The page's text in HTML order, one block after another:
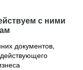
с ними
документов,